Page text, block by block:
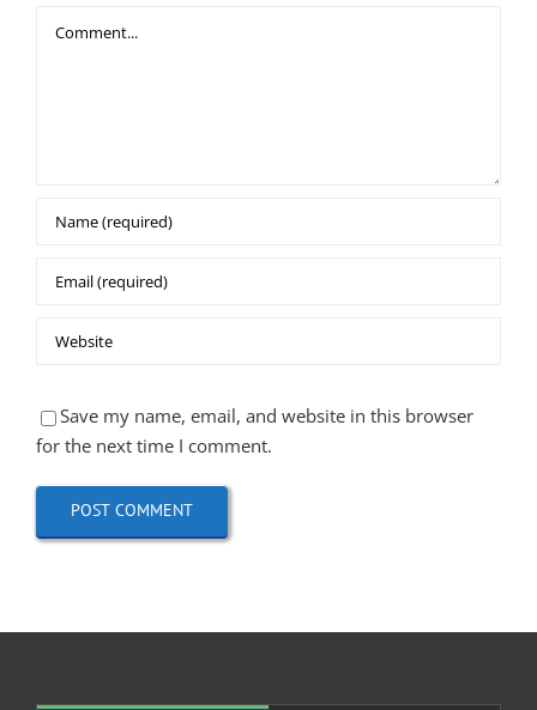
Save my name, email, and website in this browser
for the next time I comment.